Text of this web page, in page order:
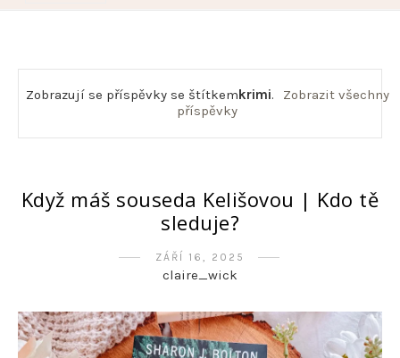
Zobrazují se příspěvky se štítkemkrimi.
Zobrazit všechny
příspěvky
Když máš souseda Kelišovou | Kdo tě
sleduje?
ZÁŘÍ 16, 2025
claire_wick